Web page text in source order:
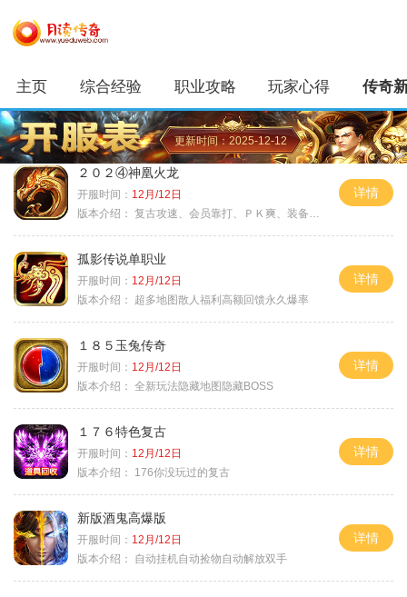
主页 综合经验 职业攻略 玩家心得 传奇
更新时间：2025-12-12
２０２④神凰火龙
开服时间： 12月/12日
版本介绍： 复古攻速、会员靠打、ＰＫ爽、装备全爆
详情
孤影传说单职业
开服时间： 12月/12日
版本介绍：
超多地图散人福利高额回馈永久爆率
详情
１８５玉兔传奇
开服时间： 12月/12日
版本介绍： 全新玩法隐藏地图隐藏BOSS
详情
１７６特色复古
开服时间： 12月/12日
版本介绍：
176你没玩过的复古
详情
新版酒鬼高爆版
开服时间： 12月/12日
版本介绍：
自动挂机自动捡物自动解放双手
详情